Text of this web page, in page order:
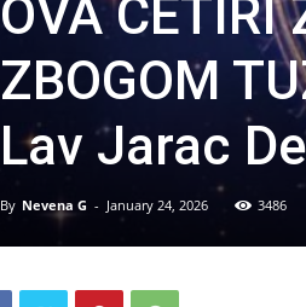
OVA ČETIRI
ZBOGOM
Lav Jarac
By Nevena G - January 24, 2026 3486